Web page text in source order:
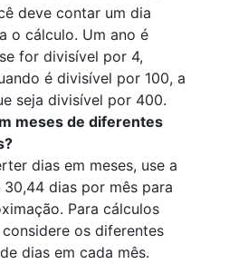
deve contar um dia
o cálculo. Um ano é
for divisível por 4,
é divisível por 100, a
seja divisível por 400.
meses de diferentes
dias em meses, use a
30,44 dias por mês para
Para cálculos
os diferentes
dias em cada mês.